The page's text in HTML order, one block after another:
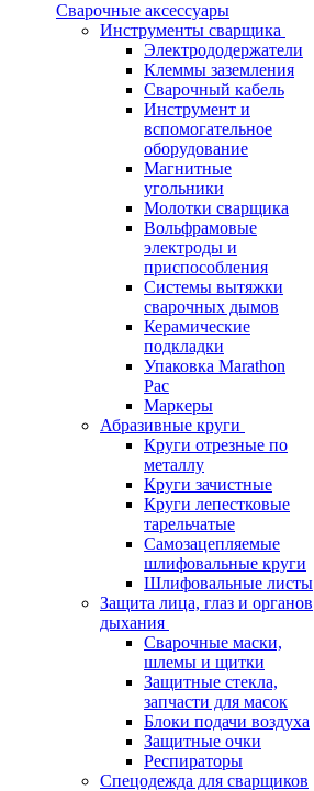
Сварочные аксессуары
Инструменты сварщика
Электрододержатели
Клеммы заземления
Сварочный кабель
Инструмент и
вспомогательное
оборудование
Магнитные
угольники
Молотки сварщика
Вольфрамовые
электроды и
приспособления
Системы вытяжки
сварочных дымов
Керамические
подкладки
Упаковка Marathon
Pac
Маркеры
Абразивные круги
Круги отрезные по
металлу
Круги зачистные
Круги лепестковые
тарельчатые
Самозацепляемые
шлифовальные круги
Шлифовальные листы
Защита лица, глаз и органов
дыхания
Сварочные маски,
шлемы и щитки
Защитные стекла,
запчасти для масок
Блоки подачи воздуха
Защитные очки
Респираторы
Спецодежда для сварщиков